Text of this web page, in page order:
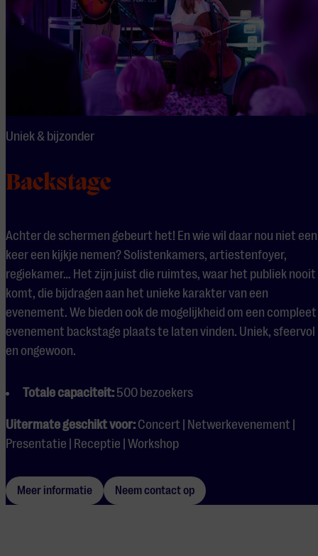
Backstage
Uniek & bijzonder
Achter de schermen gebeurt het! En wie wil daar nou niet een
keer een kijkje nemen? Solistenkamers, artiestenfoyer,
regiekamer… Het zijn juist die ruimtes, waar het publiek nooit
komt, die bijdragen aan het unieke karakter van een
evenement. We bieden ook de mogelijkheid om een compleet
evenement backstage plaats te laten vinden. Uniek, sfeervol
en ongewoon.
Totale capaciteit: 500 bezoekers
Uitermate geschikt voor: Concert | Netwerkevenement |
Presentatie | Receptie | Workshop
Meer informatie Neem contact op